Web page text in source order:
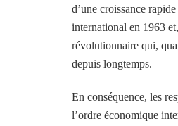
d’une croissance
international en 1963
révolutionnaire qui,
depuis longtemps.
En conséquence, les
l’ordre économique